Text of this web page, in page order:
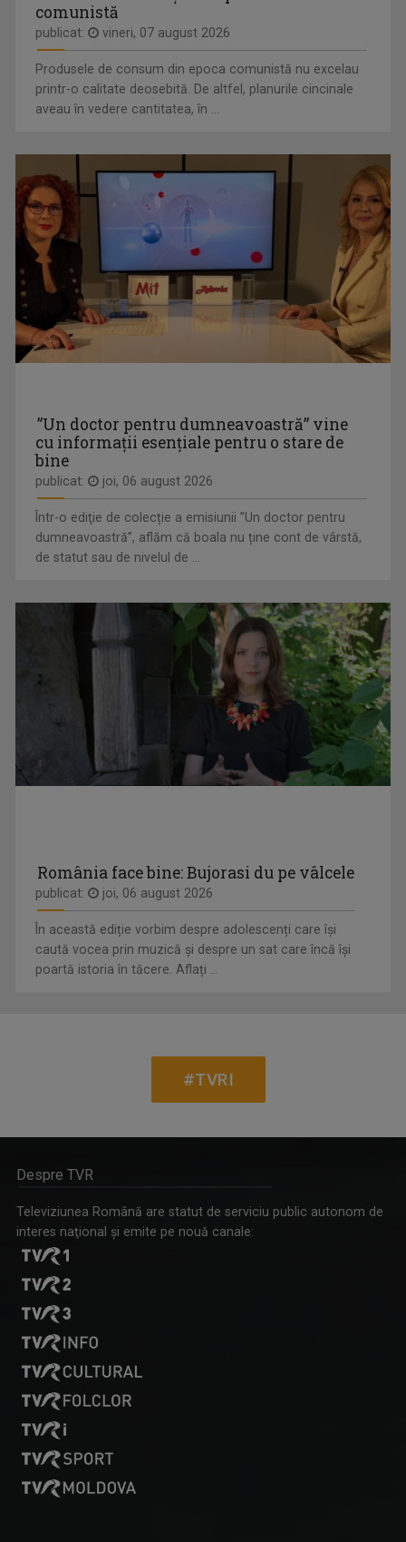
FILMUL ROMÂNESC
LA TVRI
Săptămână de săptămână, TVR
Internaţional ...
ANGELA
AVRAM
Angela Avram lucrează pentru TVR din anul
MĂRIUCA MIHĂILESCU
Măriuca Mihăilescu este jurnalist la ...
LEORENȚ
O zi de marţi, 1 august 2000. Eu studentă.
comunistă
publicat: vineri, 07 august 2026
Produsele de consum din epoca comunistă nu excelau
printr-o calitate deosebită. De altfel, planurile cincinale
aveau în vedere cantitatea, în ...
”Un doctor pentru dumneavoastră” vine
cu informații esențiale pentru o stare de
bine
publicat: joi, 06 august 2026
Într-o ediţie de colecție a emisiunii ”Un doctor pentru
dumneavoastră”, aflăm că boala nu ține cont de vârstă,
de statut sau de nivelul de ...
România face bine: Bujorasi du pe vâlcele
publicat: joi, 06 august 2026
În această ediție vorbim despre adolescenți care își
caută vocea prin muzică și despre un sat care încă își
poartă istoria în tăcere. Aflați ...
#TVRI
Despre TVR
Televiziunea Română are statut de serviciu public autonom de
interes naţional şi emite pe nouă canale: